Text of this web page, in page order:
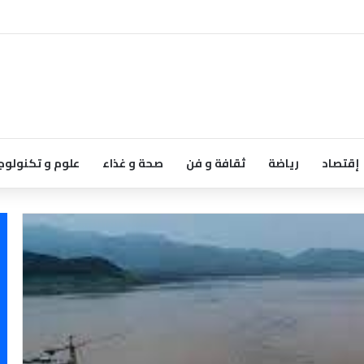
إقتصاد رياضة ثقافة و فن صحة و غذاء علوم و